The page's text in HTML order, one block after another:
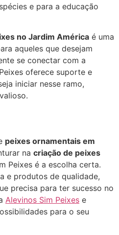
e para a educação
no Jardim América é uma
aqueles que desejam
se conectar com a
oferece suporte e
iniciar nesse ramo,
peixes ornamentais em
na criação de peixes
Peixes é a escolha certa.
e produtos de qualidade,
precisa para ter sucesso no
Alevinos Sim Peixes e
para o seu